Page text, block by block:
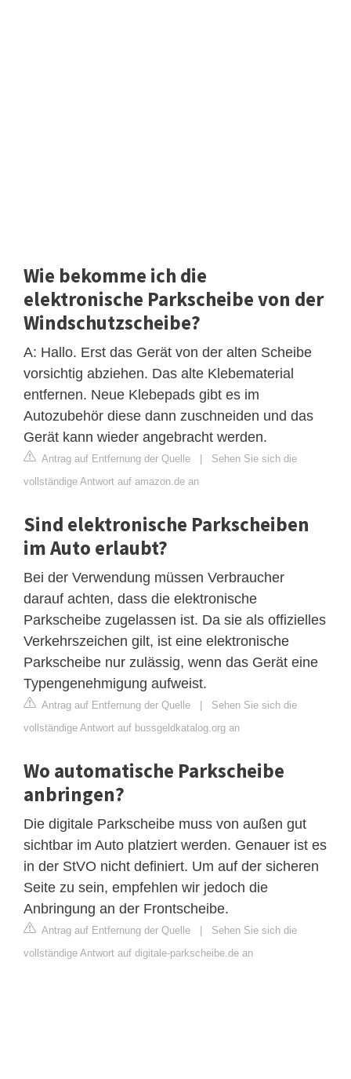
Wie bekomme ich die
elektronische Parkscheibe von der
Windschutzscheibe?
A: Hallo. Erst das Gerät von der alten Scheibe
vorsichtig abziehen. Das alte Klebematerial
entfernen. Neue Klebepads gibt es im
Autozubehör diese dann zuschneiden und das
Gerät kann wieder angebracht werden.
Antrag auf Entfernung der Quelle | Sehen Sie sich die
vollständige Antwort auf amazon.de an
Sind elektronische Parkscheiben
im Auto erlaubt?
Bei der Verwendung müssen Verbraucher
darauf achten, dass die elektronische
Parkscheibe zugelassen ist. Da sie als offizielles
Verkehrszeichen gilt, ist eine elektronische
Parkscheibe nur zulässig, wenn das Gerät eine
Typengenehmigung aufweist.
Antrag auf Entfernung der Quelle | Sehen Sie sich die
vollständige Antwort auf bussgeldkatalog.org an
Wo automatische Parkscheibe
anbringen?
Die digitale Parkscheibe muss von außen gut
sichtbar im Auto platziert werden. Genauer ist es
in der StVO nicht definiert. Um auf der sicheren
Seite zu sein, empfehlen wir jedoch die
Anbringung an der Frontscheibe.
Antrag auf Entfernung der Quelle | Sehen Sie sich die
vollständige Antwort auf digitale-parkscheibe.de an